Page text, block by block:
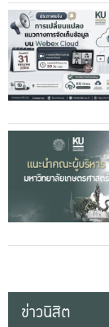
ข่าวนิสิต